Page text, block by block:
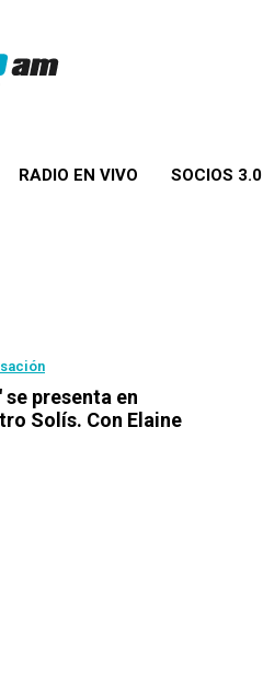
RADIO EN VIVO SOCIOS 3.0
presenta en
Solís. Con Elaine